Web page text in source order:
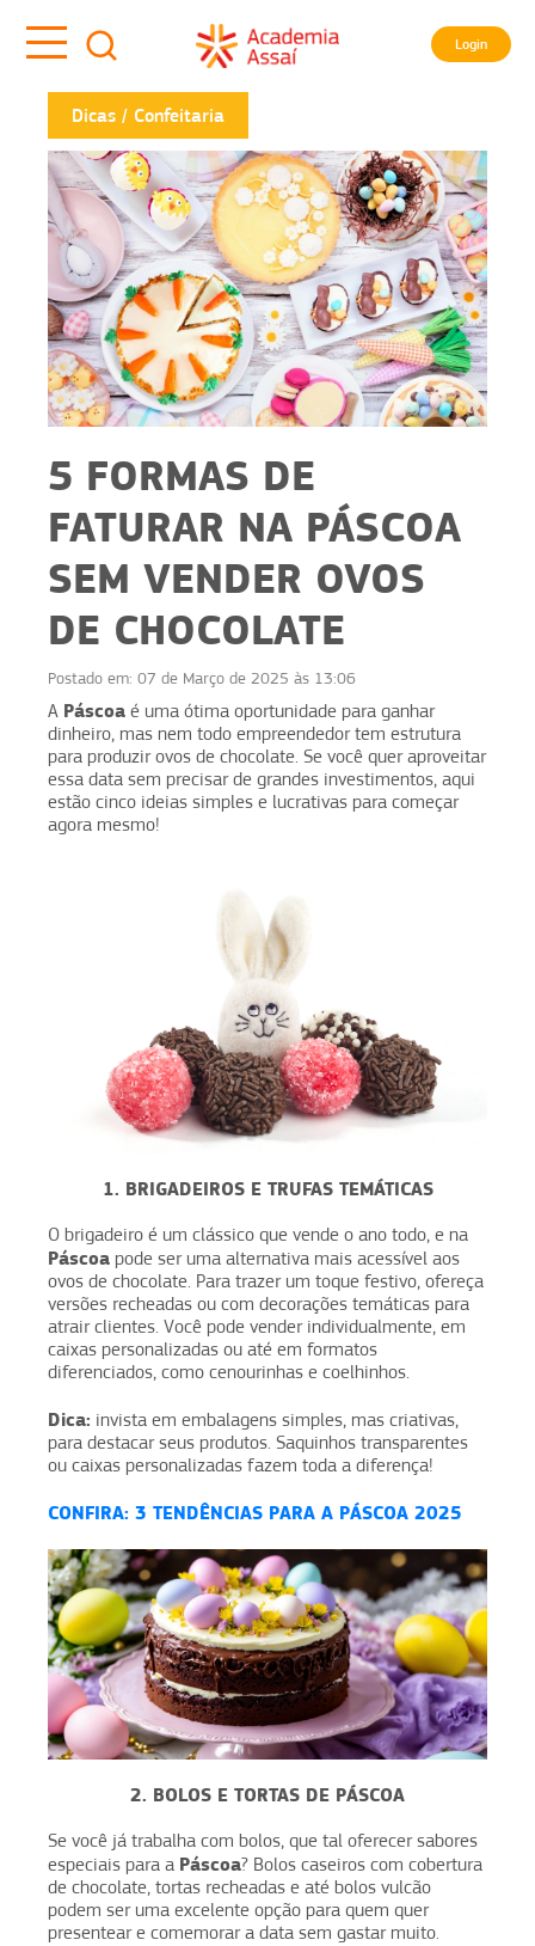
Login
Dicas Confeitaria
5 FORMAS DE
FATURAR NA PÁSCOA
SEM VENDER OVOS
DE CHOCOLATE
Postado em: 07 de Março de 2025 às 13:06
A Páscoa é uma ótima oportunidade para ganhar
dinheiro, mas nem todo empreendedor tem estrutura
para produzir ovos de chocolate. Se você quer aproveitar
essa data sem precisar de grandes investimentos, aqui
estão cinco ideias simples e lucrativas para começar
agora mesmo!
1. BRIGADEIROS E TRUFAS TEMÁTICAS
O brigadeiro é um clássico que vende o ano todo, e na
Páscoa pode ser uma alternativa mais acessível aos
ovos de chocolate. Para trazer um toque festivo, ofereça
versões recheadas ou com decorações temáticas para
atrair clientes. Você pode vender individualmente, em
caixas personalizadas ou até em formatos
diferenciados, como cenourinhas e coelhinhos.
Dica: invista em embalagens simples, mas criativas,
para destacar seus produtos. Saquinhos transparentes
ou caixas personalizadas fazem toda a diferença!
CONFIRA: 3 TENDÊNCIAS PARA A PÁSCOA 2025
2. BOLOS E TORTAS DE PÁSCOA
Se você já trabalha com bolos, que tal oferecer sabores
especiais para a Páscoa? Bolos caseiros com cobertura
de chocolate, tortas recheadas e até bolos vulcão
podem ser uma excelente opção para quem quer
presentear e comemorar a data sem gastar muito.